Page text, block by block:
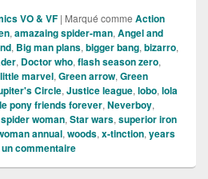
VO & VF | Marqué comme Action
,amazaing spider-man,Angel and
, Big man plans,bigger bang,bizarro,
, Doctor who,flash season zero,
marvel,Green arrow,Green
Circle,Justice league,lobo,lola
pony friends forever,Neverboy,
spider woman,Star wars,superior iron
annual,woods,x-tinction,years
commentaire